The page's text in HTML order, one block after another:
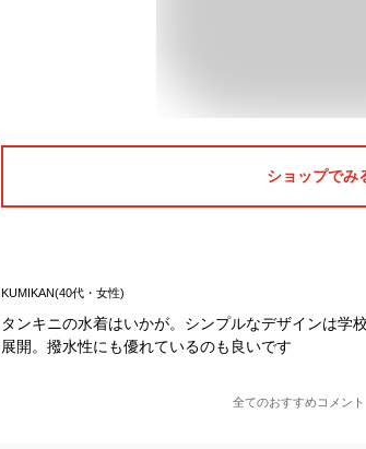
ショップでみ
KUMIKAN(40代・女性)
タンキニの水着はいかが。シンプルなデザインは学
展開。撥水性にも優れているのも良いです
全てのおすすめコメント